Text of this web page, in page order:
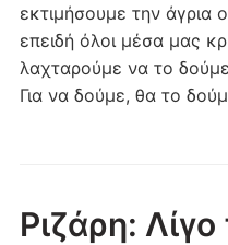
εκτιμήσουμε την άγρια
επειδή όλοι μέσα μας
λαχταρούμε να το
Για να δούμε, θα το
Ριζάρη: